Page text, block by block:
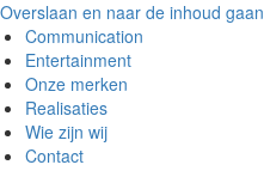
Overslaan en naar de inhoud gaan
Communication
Entertainment
Onze merken
Realisaties
Wie zijn wij
Contact